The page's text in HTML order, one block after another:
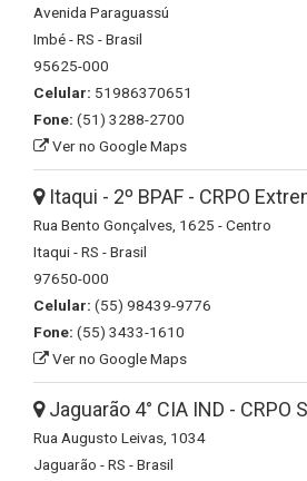
Avenida Paraguassú
Imbé - RS - Brasil
95625-000
Celular: 51986370651
Fone: (51) 3288-2700
Ver no Google Maps
Itaqui - 2º BPAF - CRPO
Rua Bento Gonçalves, 1625 - Centro
Itaqui - RS - Brasil
97650-000
Celular: (55) 98439-9776
Fone: (55) 3433-1610
Ver no Google Maps
Jaguarão 4° CIA IND - CRPO
Rua Augusto Leivas, 1034
Jaguarão - RS - Brasil